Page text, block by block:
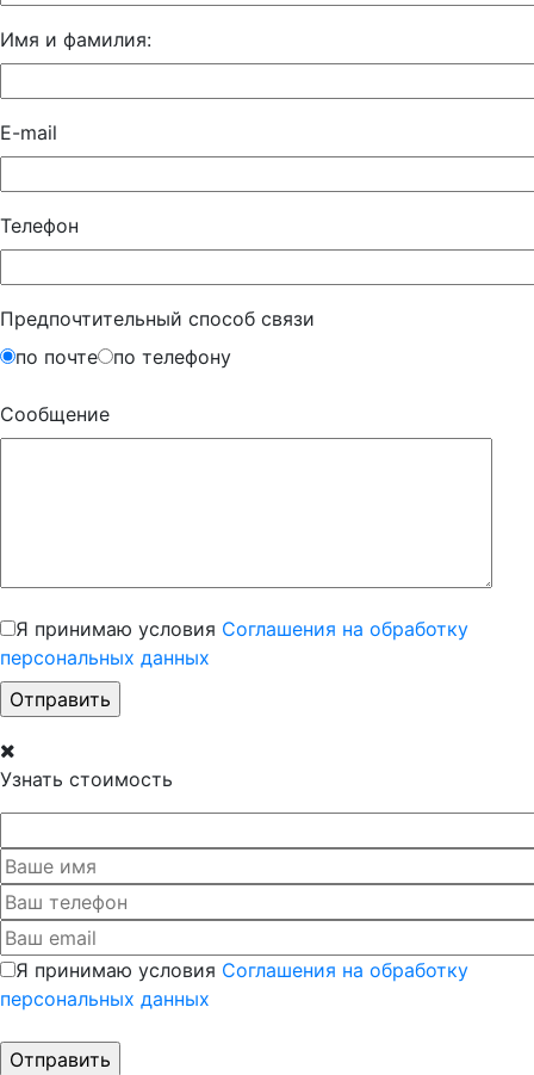
Имя и фамилия:
E-mail
Телефон
Предпочтительный способ связи
по почте
по телефону
Сообщение
Я принимаю условия Соглашения на обработку
персональных данных
Узнать стоимость
Я принимаю условия Соглашения на обработку
персональных данных